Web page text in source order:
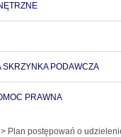
SKRZYNKA PODAWCZA
PRAWNA
> Plan postępowań o